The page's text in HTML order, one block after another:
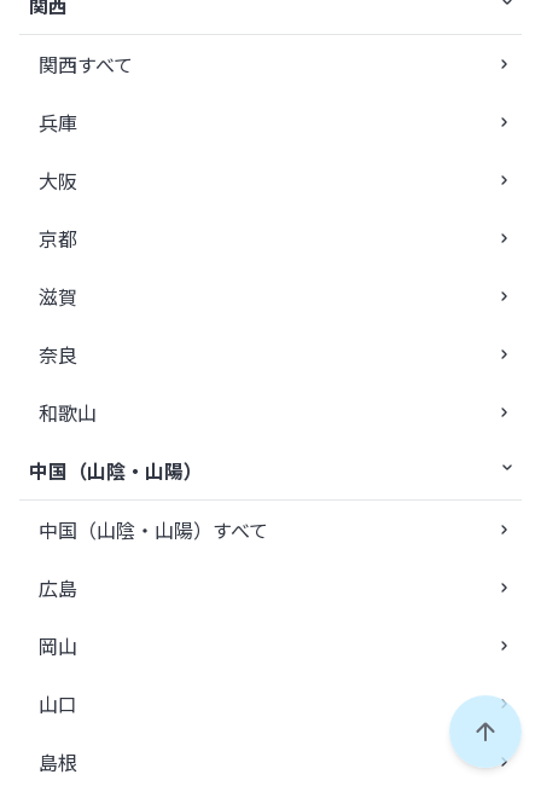
ペー
関西すべて
兵庫
大阪
京都
滋賀
奈良
和歌山
中国（山陰・山陽）
中国（山陰・山陽）すべて
広島
岡山
山口
島根